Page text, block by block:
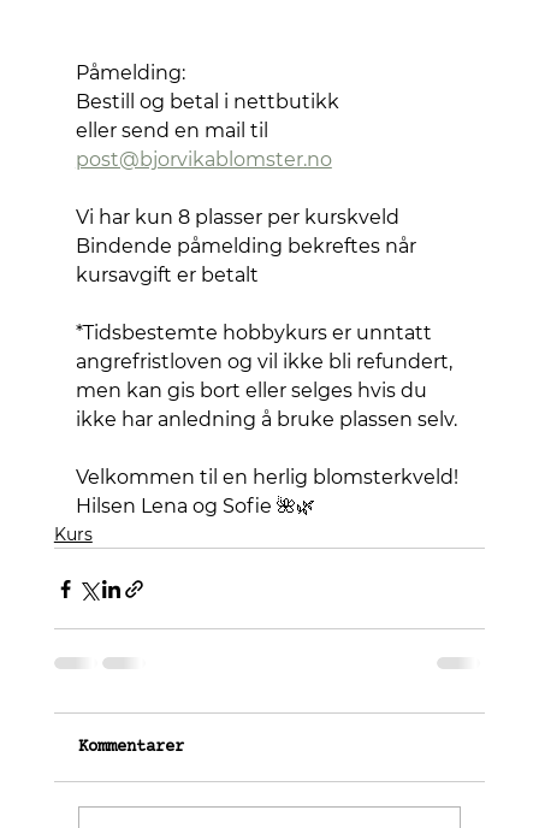
Påmelding:
Bestill og betal i nettbutikk
eller send en mail til
post@bjorvikablomster.no
Vi har kun 8 plasser per kurskveld
Bindende påmelding bekreftes når
kursavgift er betalt
*Tidsbestemte hobbykurs er unntatt
angrefristloven og vil ikke bli refundert,
men kan gis bort eller selges hvis du
ikke har anledning å bruke plassen selv.
Velkommen til en herlig blomsterkveld!
Hilsen Lena og Sofie 🌺🌿
Kurs
Kommentarer